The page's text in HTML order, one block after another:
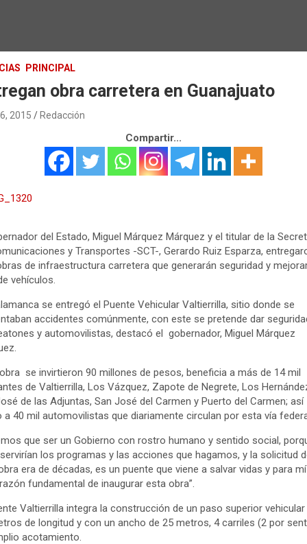
PRINCIPAL
obra carretera en Guanajuato
2015 Redacción
Compartir...
del Estado, Miguel Márquez Márquez y el titular de la
y Transportes -SCT-, Gerardo Ruiz Esparza,
de infraestructura carretera que generarán seguridad y
vehículos.
se entregó el Puente Vehicular Valtierrilla, sitio donde se
accidentes comúnmente, con este se pretende dar
y automovilistas, destacó el gobernador, Miguel Márquez
se invirtieron 90 millones de pesos, beneficia a más de 14 mil
de Valtierrilla, Los Vázquez, Zapote de Negrete, Los
de las Adjuntas, San José del Carmen y Puerto del Carmen; así
a 40 mil automovilistas que diariamente circulan por esta vía
que ser un Gobierno con rostro humano y sentido social,
los programas y las acciones que hagamos, y la solicitud
era de décadas, es un puente que viene a salvar vidas y para
fundamental de inaugurar esta obra”.
Valtierrilla integra la construcción de un paso superior vehicular
de longitud y con un ancho de 25 metros, 4 carriles (2 por
acotamiento.